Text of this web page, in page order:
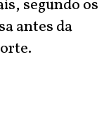
segundo os
antes da